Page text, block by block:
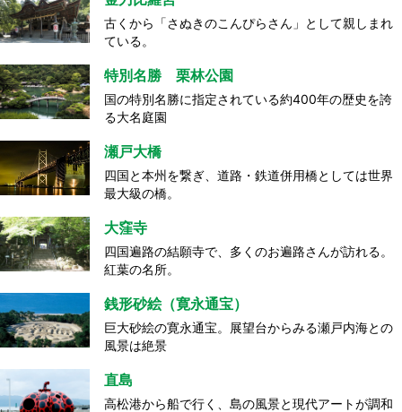
古くから「さぬきのこんぴらさん」として親しまれ
ている。
特別名勝 栗林公園
国の特別名勝に指定されている約400年の歴史を誇
る大名庭園
瀬戸大橋
四国と本州を繋ぎ、道路・鉄道併用橋としては世界
最大級の橋。
大窪寺
四国遍路の結願寺で、多くのお遍路さんが訪れる。
紅葉の名所。
銭形砂絵（寛永通宝）
巨大砂絵の寛永通宝。展望台からみる瀬戸内海との
風景は絶景
直島
高松港から船で行く、島の風景と現代アートが調和